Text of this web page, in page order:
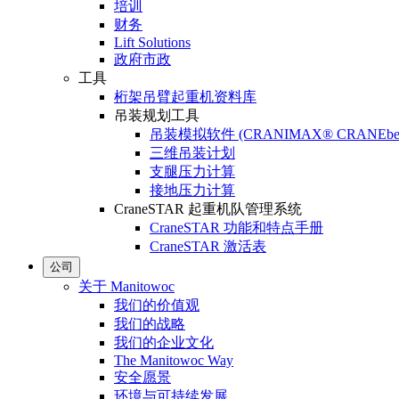
培训
财务
Lift Solutions
政府市政
工具
桁架吊臂起重机资料库
吊装规划工具
吊装模拟软件 (CRANIMAX®
三维吊装计划
支腿压力计算
接地压力计算
CraneSTAR 起重机队管理系统
CraneSTAR 功能和特点手册
CraneSTAR 激活表
公司
关于 Manitowoc
我们的价值观
我们的战略
我们的企业文化
The Manitowoc Way
安全愿景
环境与可持续发展